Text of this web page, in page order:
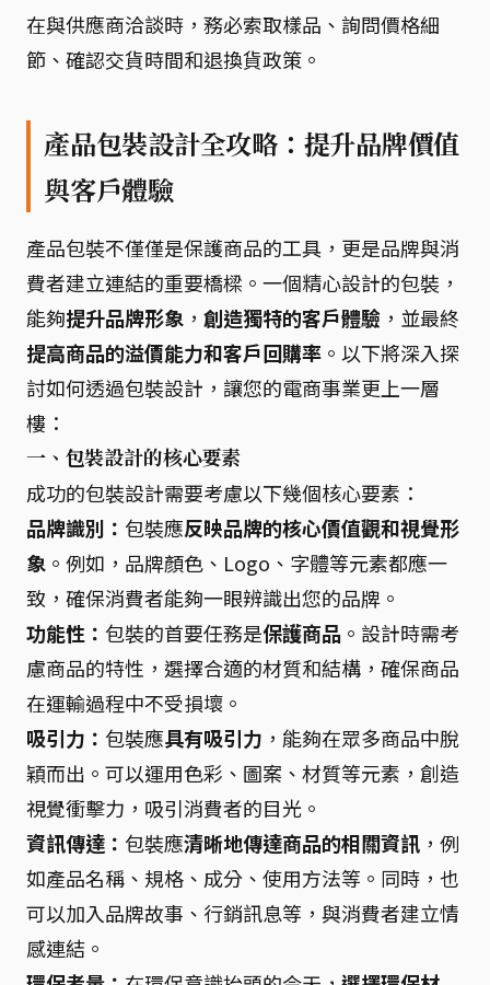
在與供應商洽談時，務必索取樣品、詢問價格細
節、確認交貨時間和退換貨政策。
產品包裝設計全攻略：提升品牌價值
與客戶體驗
產品包裝不僅僅是保護商品的工具，更是品牌與消
費者建立連結的重要橋樑。一個精心設計的包裝，
能夠提升品牌形象 ， 創造獨特的客戶體驗 ，並最終
提高商品的溢價能力和客戶回購率 。以下將深入探
討如何透過包裝設計，讓您的電商事業更上一層
樓：
一、包裝設計的核心要素
成功的包裝設計需要考慮以下幾個核心要素：
品牌識別： 包裝應反映品牌的核心價值觀和視覺形
象 。例如，品牌顏色、Logo、字體等元素都應一
致，確保消費者能夠一眼辨識出您的品牌。
功能性： 包裝的首要任務是保護商品 。設計時需考
慮商品的特性，選擇合適的材質和結構，確保商品
在運輸過程中不受損壞。
吸引力： 包裝應具有吸引力 ，能夠在眾多商品中脫
穎而出。可以運用色彩、圖案、材質等元素，創造
視覺衝擊力，吸引消費者的目光。
資訊傳達： 包裝應清晰地傳達商品的相關資訊 ，例
如產品名稱、規格、成分、使用方法等。同時，也
可以加入品牌故事、行銷訊息等，與消費者建立情
感連結。